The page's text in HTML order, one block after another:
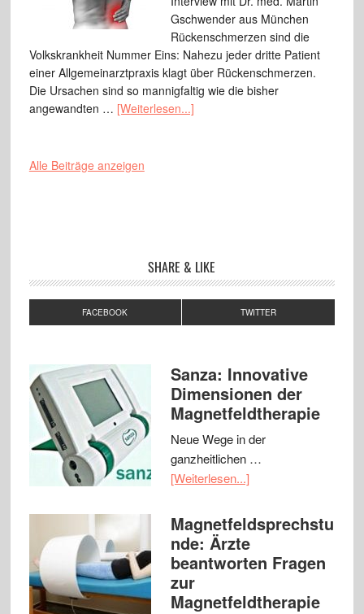
Gschwender aus München
Rückenschmerzen sind die
Volkskrankheit Nummer Eins: Nahezu jeder dritte Patient
einer Allgemeinarztpraxis klagt über Rückenschmerzen.
Die Ursachen sind so mannigfaltig wie die bisher
angewandten … [Weiterlesen...]
Alle Beiträge anzeigen
SHARE & LIKE
FACEBOOK TWITTER
Sanza: Innovative
Dimensionen der
Magnetfeldtherapie
Neue Wege in der
ganzheitlichen …
[Weiterlesen...]
Magnetfeldsprechstu
nde: Ärzte
beantworten Fragen
zur
Magnetfeldtherapie